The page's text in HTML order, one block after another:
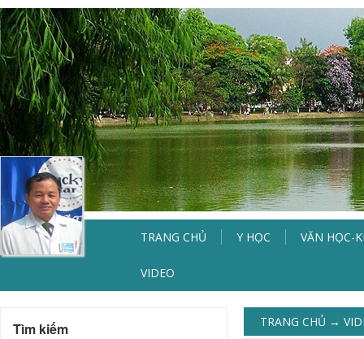
TRANG CHỦ Y HỌC VĂN HỌC-
VIDEO
TRANG CHỦ →
Tìm kiếm